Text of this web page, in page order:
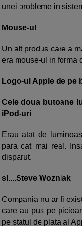
unei probleme in
Mouse-ul
Un alt produs care a
era mouse-ul in forma
Logo-ul Apple de pe
Cele doua butoane
iPod-uri
Erau atat de
para cat mai real.
disparut.
si....Steve Wozniak
Compania nu ar fi
care au pus pe
pe statul de plata al